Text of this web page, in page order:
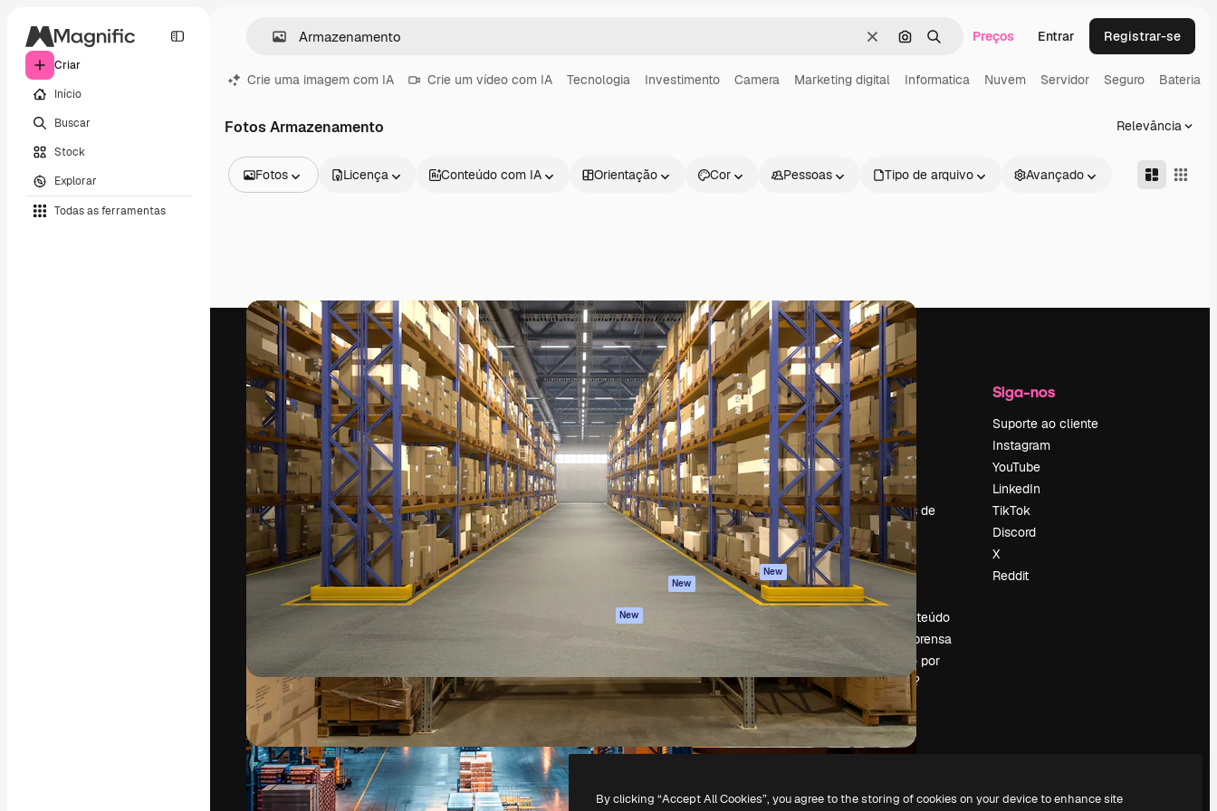
Criar
Início
Buscar
Stock
Explorar
Todas as ferramentas
LimparPesquisar por imagem
BuscarPreços Entrar Registrar-se
Crie uma imagem com IA Crie um vídeo com IA Tecnologia Investimento Camera Marketing digital Informatica Nuvem Servidor Seguro Bateria
Fotos Armazenamento Relevância
Fotos
Vídeos
Clipes de vídeo
Animações
Modelos de vídeos
Ícones
Modelos 3D
Fontes
Licença Conteúdo com IA Orientação Cor Pessoas Tipo de arquivo Avançado
A plataforma criativa para você direcionar
seu melhor trabalho. Mais de 1 milhão de
assinantes entre criativos, empresas,
agências e estúdios.
Português
Produtos
Spaces
Assistente de IA
Gerador de
imagens
Gerador de vídeos
Texto para voz
Conteúdo de stock
New
New
Todas as
ferramentas
Começar
Academy
Documentação
Atendimento
Termos e
condições
Política de
privacidade
Originais New
Política de cookies
Empresas
Empresa
Preços
Sobre nós
Reviews
Emprego
Tendências de
pesquisa
Blog
Eventos
Slidesgo
Vender conteúdo
Sala de imprensa
Procurando por
magnific.ai?
Siga-nos
Suporte ao cliente
Instagram
YouTube
LinkedIn
TikTok
Discord
X
Reddit
Copyright © 2010-2026 Freepik Company S.L.U.Todos os direitos reservados.
By clicking “Accept All Cookies”, you agree to the storing of cookies on your device to enhance site